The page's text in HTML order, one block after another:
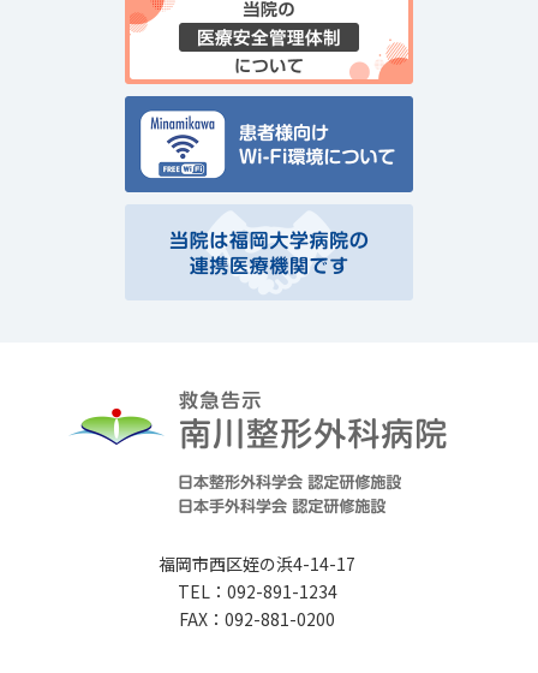
福岡市西区姪の浜4-14-17
TEL：092-891-1234
FAX：092-881-0200